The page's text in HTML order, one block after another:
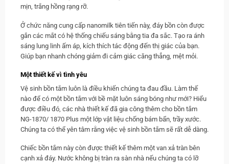
mịn, trắng hồng rạng rỡ.
Ở chức năng cung cấp nanomilk tiên tiến này, đáy bồn còn được
gắn các mắt có hệ thống chiếu sáng bằng tia đa sắc. Tạo ra ánh
sáng lung linh ấm áp, kích thích tác động đến thị giác của bạn.
Giúp bạn nhanh chóng giảm đi cảm giác căng thẳng, mệt mỏi.
Một thiết kế vì tình yêu
Vệ sinh bồn tắm luôn là điều khiến chúng ta đau đầu. Làm thế
nào để có một bồn tắm với bề mặt luôn sáng bóng như mới? Hiểu
được điều đó, các nhà thiết kế đã gia công thêm cho bồn tắm
NG-1870/ 1870 Plus một lớp vật liệu chống bám bẩn, trầy xước.
Chúng ta có thể yên tâm rằng việc vệ sinh bồn tắm sẽ rất dễ dàng.
Chiếc bồn tắm này còn được thiết kế thêm một van xả tràn bên
cạnh xả đáy. Nước không bị tràn ra sàn nhà nếu chúng ta có lỡ